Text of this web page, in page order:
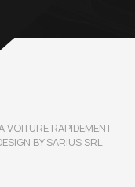
RAPIDEMENT -
BY SARIUS SRL